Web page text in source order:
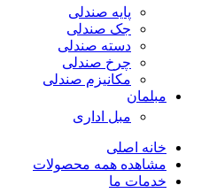
پایه صندلی
جک صندلی
دسته صندلی
چرخ صندلی
مکانیزم صندلی
مبلمان
مبل اداری
خانه اصلی
مشاهده همه محصولات
خدمات ما